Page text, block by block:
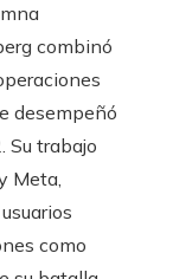
combinó
desempeñó
Su trabajo
Meta,
como